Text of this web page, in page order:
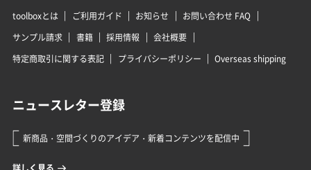
toolboxとは ご利用ガイド お知らせ
お問い合わせ FAQ
サンプル請求
書籍 採用情報
会社概要
特定商取引に関する表記
プライバシーポリシー Overseas shipping